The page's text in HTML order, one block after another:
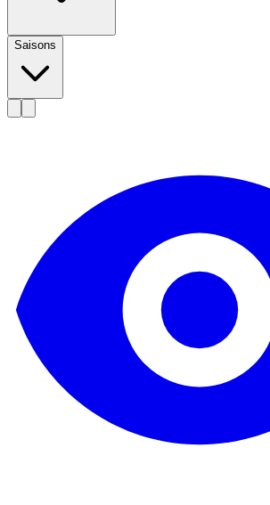
Saisons